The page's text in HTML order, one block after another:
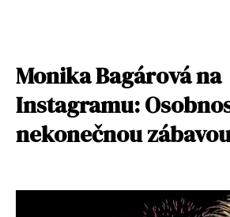
Monika Bagárová na
Instagramu:
nekonečnou